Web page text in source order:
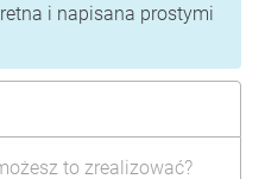
i napisana prostymi